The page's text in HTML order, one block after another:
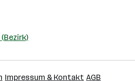
Impressum & Kontakt AGB